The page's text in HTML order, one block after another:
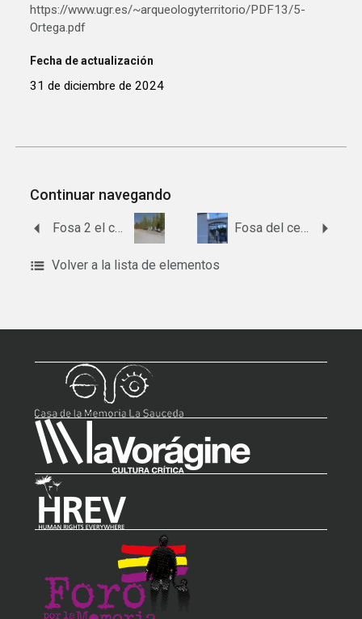
https://www.ugr.es/~arqueologyterritorio/PDF13/5-
Ortega.pdf
Fecha de actualización
31 de diciembre de 2024
Continuar navegando
Fosa 2 el cementerio de Cádiar Fosa del cementerio de Castell de Ferro
Volver a la lista de elementos